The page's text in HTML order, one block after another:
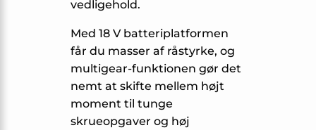
vedligehold.
Med 18 V batteriplatformen
får du masser af råstyrke, og
multigear-funktionen gør det
nemt at skifte mellem højt
moment til tunge
skrueopgaver og høj